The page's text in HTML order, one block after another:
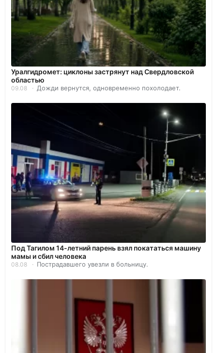
Уралгидромет: циклоны застрянут над Свердловской
областью
09.08 Дожди вернутся, одновременно похолодает.
Под Тагилом 14-летний парень взял покататься машину
мамы и сбил человека
08.08 Пострадавшего увезли в больницу.